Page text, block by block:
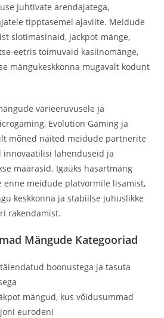
juhtivate arendajatega,
tipptasemel ajaviite. Meidude
slotimasinaid, jackpot-mänge,
eetris toimuvaid kasiinomänge,
mängukeskkonna mugavalt kodunt
varieeruvusele ja
Evolution Gaming ja
mõned näited meidude partnerite
innovaatilisi lahenduseid ja
määrasid. Igaüks hasartmäng
enne meidude platvormile lisamist,
keskkonna ja stabiilse juhuslikke
rakendamist.
Mängude Kategooriad
boonustega ja tasuta
mängud, kus võidusummad
eurodeni